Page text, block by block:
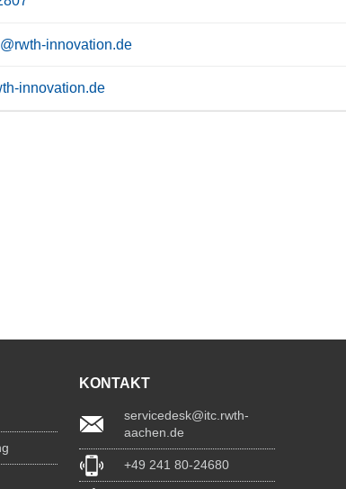
innovation.de
innovation.de
KONTAKT
servicedesk@itc.rwth-
aachen.de
+49 241 80-24680